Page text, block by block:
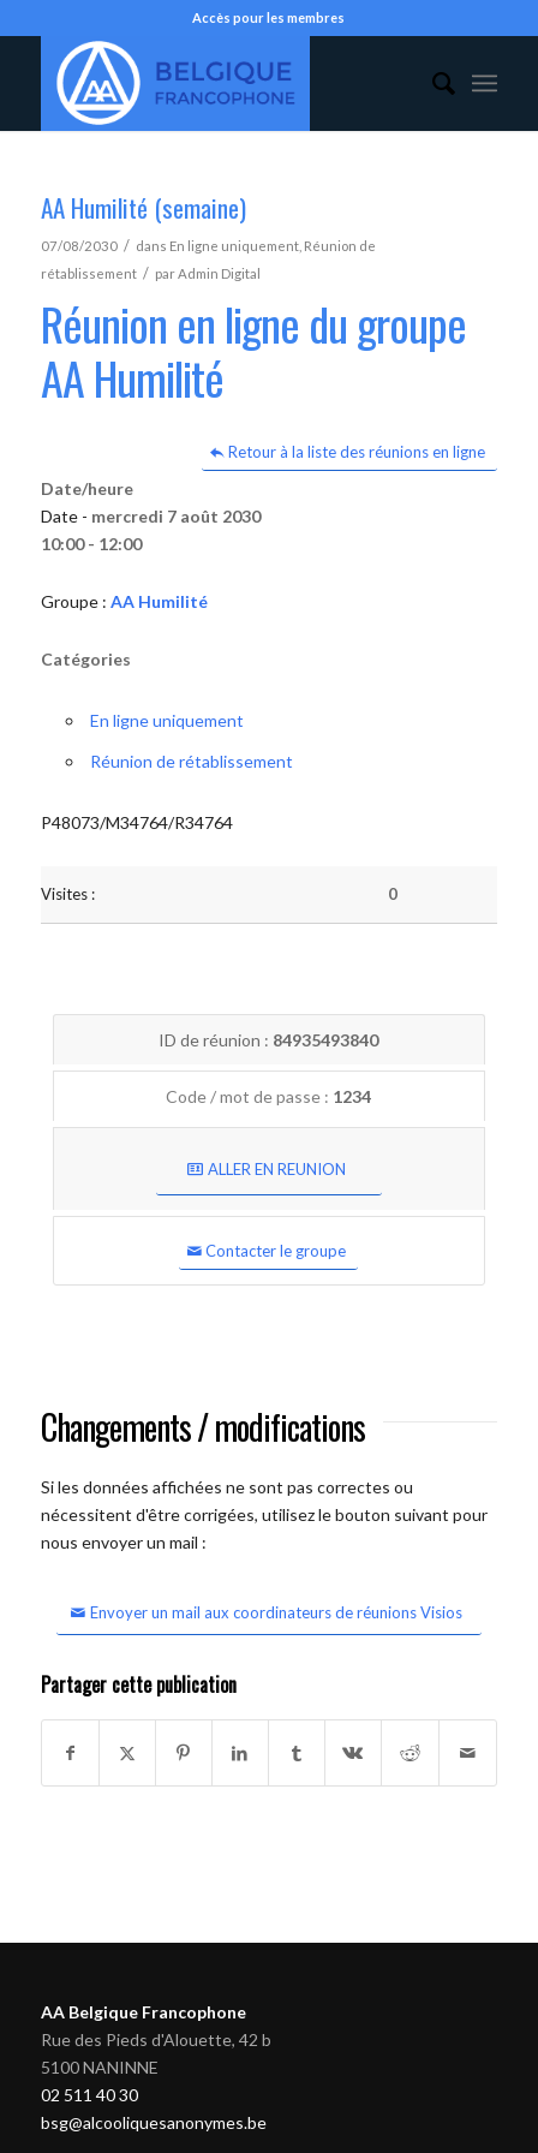
Accès pour les membres
AA Humilité (semaine)
07/08/2030 / dans En ligne uniquement, Réunion de
rétablissement / parAdmin Digital
Réunion en ligne du groupe
AA Humilité
Retour à la liste des réunions en ligne
Date/heure
Date - mercredi 7 août 2030
10:00 - 12:00
Groupe : AA Humilité
Catégories
En ligne uniquement
Réunion de rétablissement
P48073/M34764/R34764
Visites : 0
ID de réunion : 84935493840
Code / mot de passe : 1234
ALLER EN REUNION
Contacter le groupe
Changements / modifications
Si les données affichées ne sont pas correctes ou
nécessitent d'être corrigées, utilisez le bouton suivant pour
nous envoyer un mail :
Envoyer un mail aux coordinateurs de réunions Visios
Partager cette publication
AA Belgique Francophone
Rue des Pieds d'Alouette, 42 b
5100 NANINNE
02 511 40 30
bsg@alcooliquesanonymes.be